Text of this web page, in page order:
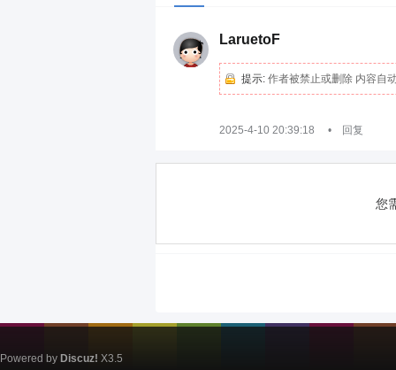
LaruetoF
提示: 作者被禁止或删除 内容自
2025-4-10 20:39:18 • 回复
您
Powered by Discuz! X3.5